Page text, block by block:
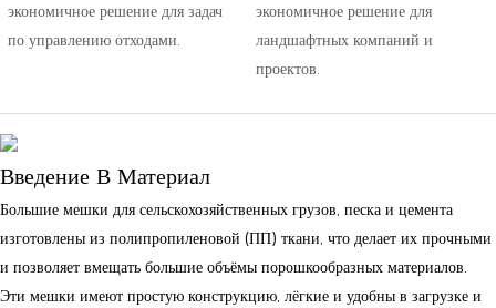
экономичное решение для задач
по управлению отходами.
экономичное решение для
ландшафтных компаний и
проектов.
Введение В Материал
Большие мешки для сельскохозяйственных грузов, песка и цемента
изготовлены из полипропиленовой (ПП) ткани, что делает их прочными
и позволяет вмещать большие объёмы порошкообразных материалов.
Эти мешки имеют простую конструкцию, лёгкие и удобны в загрузке и